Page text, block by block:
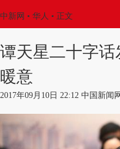
中新网 • 华人 • 正文
谭天星二十字
暖意
2017年09月10日 22:12 中国新闻网